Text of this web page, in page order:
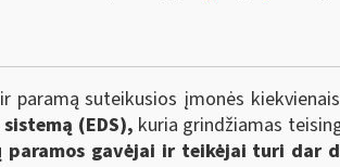
paramą suteikusios įmonės
(EDS), kuria grindžiamas
gavėjai ir teikėjai turi dar